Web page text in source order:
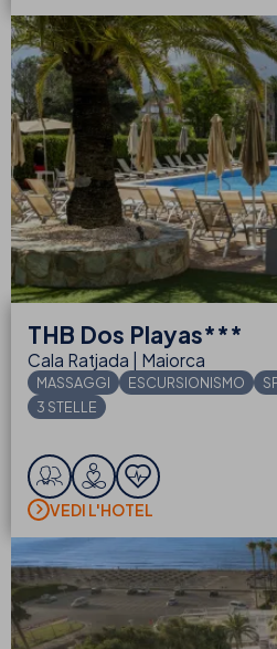
THB Dos Playas***
Cala Ratjada | Maiorca
MASSAGGI ESCURSIONISMO
3 STELLE
VEDI L'HOTEL